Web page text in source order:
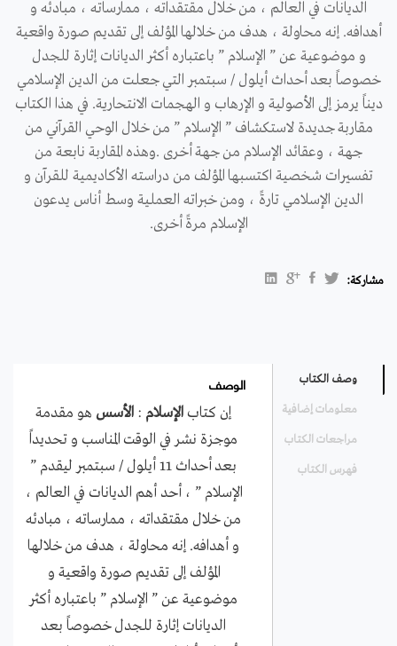
الديانات في العالم ، من خلال مقتقداته ، ممارساته ، مبادئه و
أهدافه. إنه محاولة ، هدف من خلالها المؤلف إلى تقديم صورة واقعية
و موضوعية عن ” الإسلام ” باعتباره أكثر الديانات إثارة للجدل
خصوصاً بعد أحداث أيلول / سبتمبر التي جعلت من الدين الإسلامي
ديناً يرمز إلى الأصولية و الإرهاب و الهجمات الانتحارية. في هذا الكتاب
مقاربة جديدة لاستكشاف ” الإسلام ” من خلال الوحي القرآني من
جهة ، وعقائد الإسلام من جهة أخرى .وهذه المقاربة نابعة من
تفسيرات شخصية اكتسبها المؤلف من دراسته الأكاديمية للقرآن و
الدين الإسلامي تارةً ، ومن خبراته العملية وسط أناس يدعون
الإسلام مرةً أخرى.
مشاركة:
وصف الكتاب
معلومات إضافية
مراجعات الكتاب
فهرس الكتاب
الوصف
إن كتاب الإسلام : الأسس هو مقدمة
موجزة نشر في الوقت المناسب و تحديداً
بعد أحداث 11 أيلول / سبتمبر ليقدم ”
الإسلام ” ، أحد أهم الديانات في العالم ،
من خلال مقتقداته ، ممارساته ، مبادئه
و أهدافه. إنه محاولة ، هدف من خلالها
المؤلف إلى تقديم صورة واقعية و
موضوعية عن ” الإسلام ” باعتباره أكثر
الديانات إثارة للجدل خصوصاً بعد